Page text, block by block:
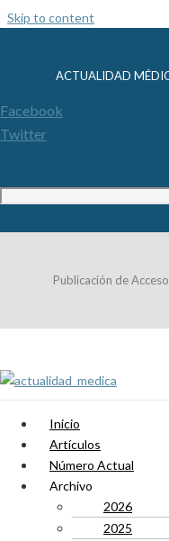
Skip to content
ACTUALIDAD
Facebook
Twitter
Publicación de
Inicio
Artículos
Número Actual
Archivo
2026
2025